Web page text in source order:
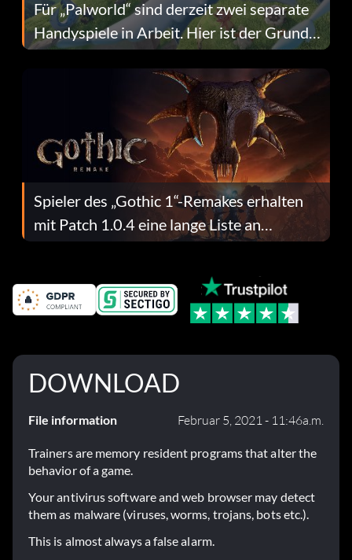
Für „Palworld“ sind derzeit zwei separate
Handyspiele in Arbeit. Hier ist der Grund
dafür.
Spieler des „Gothic 1“-Remakes erhalten
mit Patch 1.0.4 eine lange Liste an
Fehlerbehebungen
DOWNLOAD
File information Februar 5, 2021 - 11:46a.m.
Trainers are memory resident programs that alter the
behavior of a game.
Your antivirus software and web browser may detect
them as malware (viruses, worms, trojans, bots etc.).
This is almost always a false alarm.